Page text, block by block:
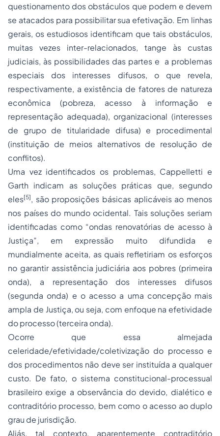
questionamento dos obstáculos que podem e devem
se atacados para possibilitar sua efetivação. Em linhas
gerais, os estudiosos identificam que tais obstáculos,
muitas vezes inter-relacionados, tange às custas
judiciais, às possibilidades das partes e a problemas
especiais dos interesses difusos, o que revela,
respectivamente, a existência de fatores de natureza
econômica (pobreza, acesso à informação e
representação adequada), organizacional (interesses
de grupo de titularidade difusa) e procedimental
(instituição de meios alternativos de resolução de
conflitos).
Uma vez identificados os problemas, Cappelletti e
Garth indicam as soluções práticas que, segundo
eles[5], são proposições básicas aplicáveis ao menos
nos países do mundo ocidental. Tais soluções seriam
identificadas como “ondas renovatórias de acesso à
Justiça”, em expressão muito difundida e
mundialmente aceita, as quais refletiriam os esforços
no garantir assistência judiciária aos pobres (primeira
onda), a representação dos interesses difusos
(segunda onda) e o acesso a uma concepção mais
ampla de Justiça, ou seja, com enfoque na efetividade
do processo(terceira onda).
Ocorre que essa almejada
celeridade/efetividade/coletivização do processo e
dos procedimentos não deve ser instituída a qualquer
custo. De fato, o sistema constitucional-processual
brasileiro exige a observância do devido, dialético e
contraditório processo, bem como o acesso ao duplo
grau de jurisdição.
Aliás, tal contexto, aparentemente contraditório